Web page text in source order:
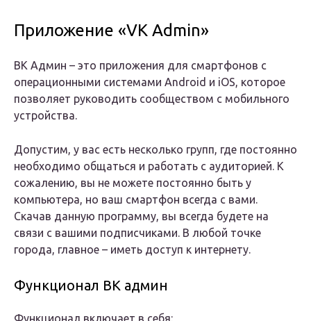
Приложение «VK Admin»
ВК Админ – это приложения для смартфонов с
операционными системами Android и iOS, которое
позволяет руководить сообществом с мобильного
устройства.
Допустим, у вас есть несколько групп, где постоянно
необходимо общаться и работать с аудиторией. К
сожалению, вы не можете постоянно быть у
компьютера, но ваш смартфон всегда с вами.
Скачав данную программу, вы всегда будете на
связи с вашими подписчиками. В любой точке
города, главное – иметь доступ к интернету.
Функционал ВК админ